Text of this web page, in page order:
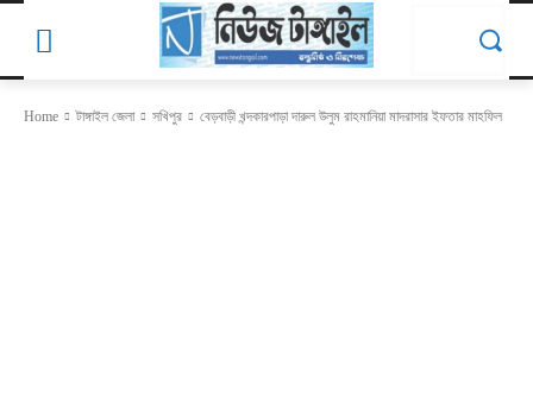
Home টাঙ্গাইল জেলা সখিপুর বেড়বাড়ী খন্দকারপাড়া দারুল উলুম রাহমানিয়া মাদরাসার ইফতার মাহফিল